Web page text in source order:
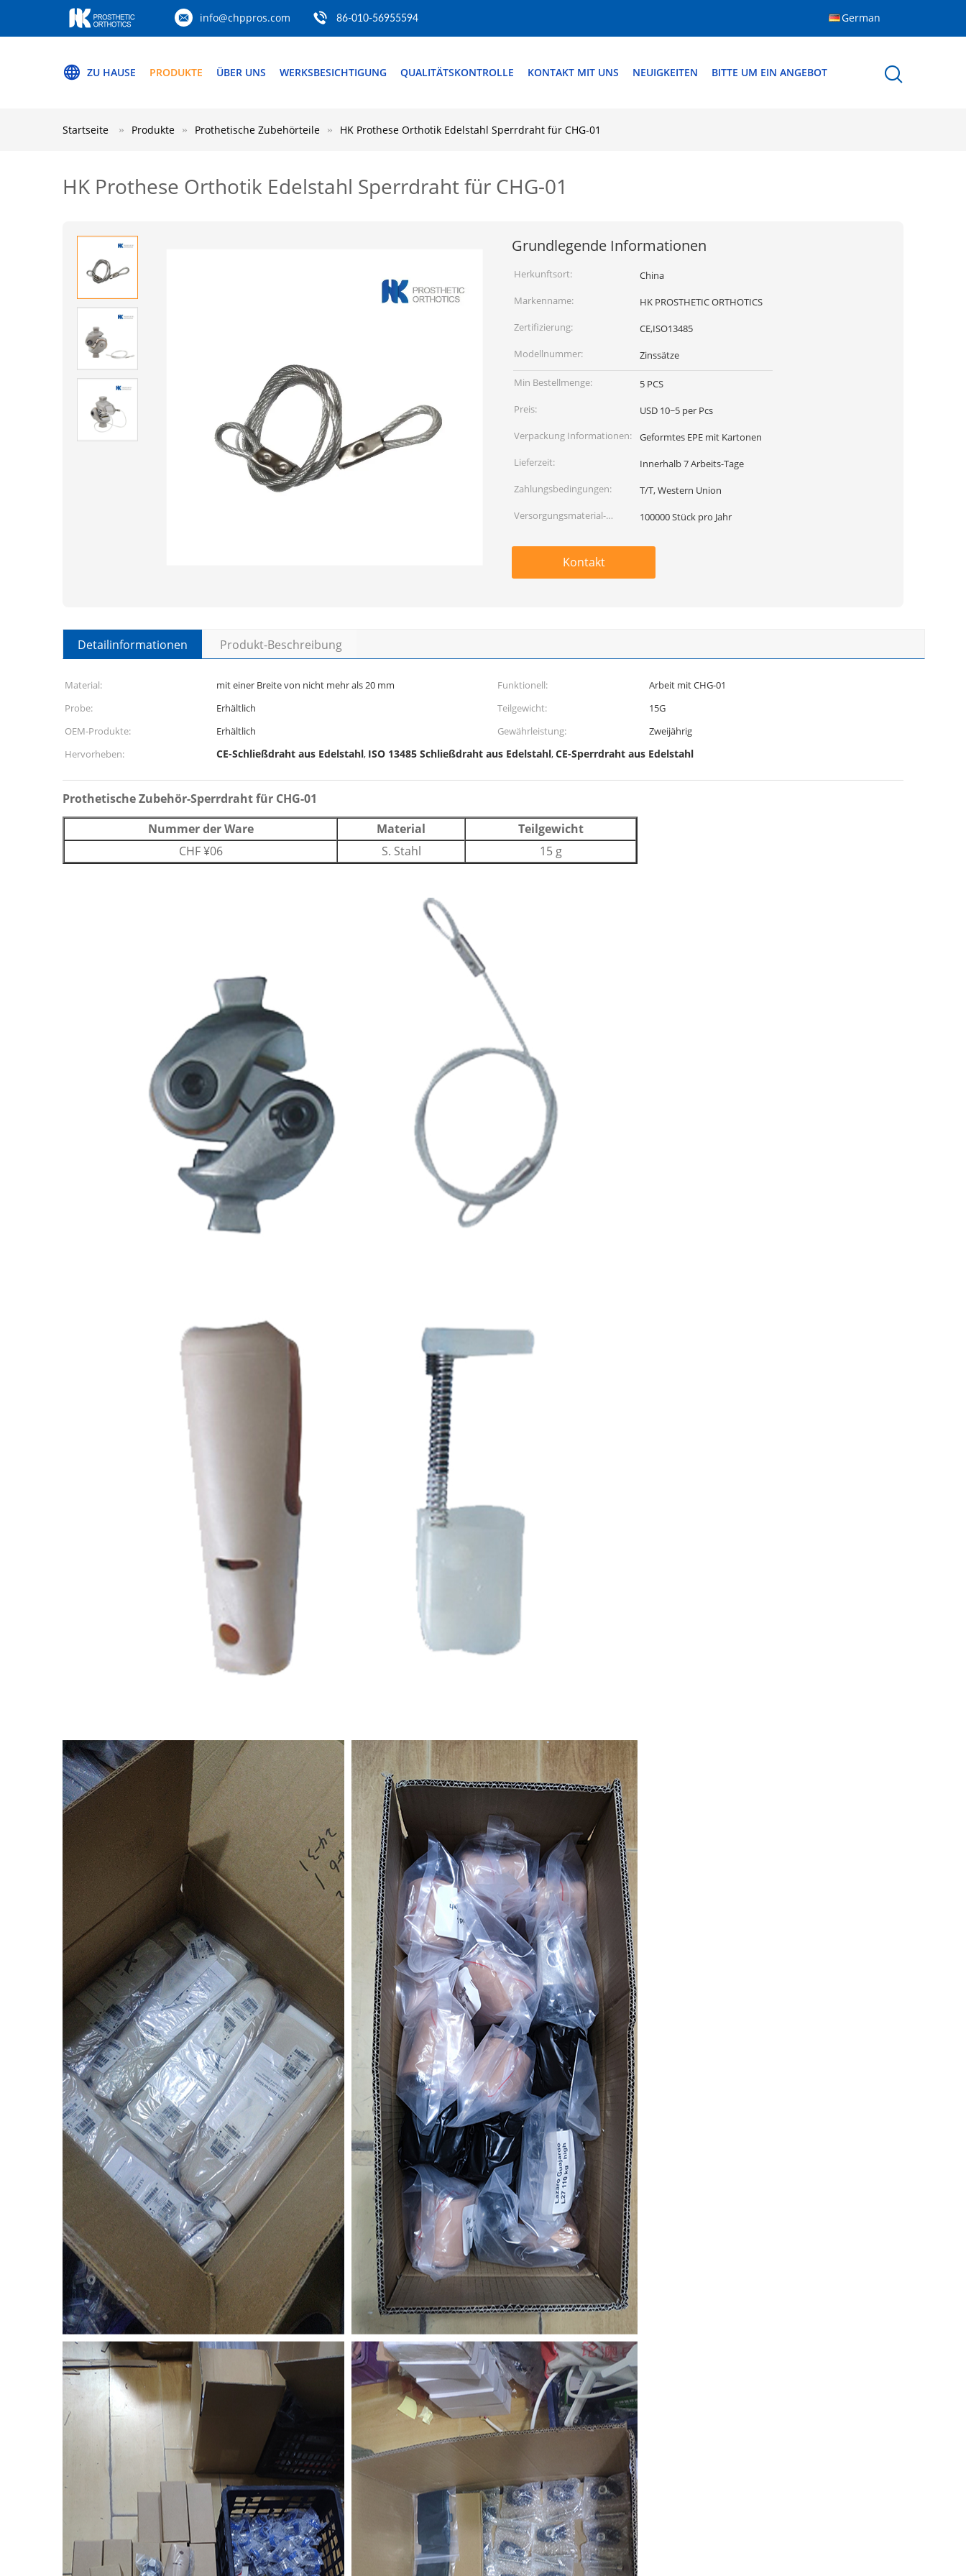
info@chppros.com 86-010-56955594 German
ZU HAUSE PRODUKTE ÜBER UNS WERKSBESICHTIGUNG QUALITÄTSKONTROLLE KONTAKT MIT UNS NEUIGKEITEN BITTE UM EIN ANGEBOT
Startseite Produkte Prothetische Zubehörteile HK Prothese Orthotik Edelstahl Sperrdraht für CHG-01
HK Prothese Orthotik Edelstahl Sperrdraht für CHG-01
Grundlegende Informationen
Herkunftsort:
China
Markenname:
HK PROSTHETIC ORTHOTICS
Zertifizierung:
CE,ISO13485
Modellnummer:
Zinssätze
Min Bestellmenge:
5 PCS
Preis:
USD 10~5 per Pcs
Verpackung Informationen:
Geformtes EPE mit Kartonen
Lieferzeit:
Innerhalb 7 Arbeits-Tage
Zahlungsbedingungen:
T/T, Western Union
Versorgungsmaterial-
100000 Stück pro Jahr
Kontakt
Detailinformationen Produkt-Beschreibung
Material: mit einer Breite von nicht mehr als 20 mm Funktionell:
Arbeit mit CHG-01
Probe:
Erhältlich Teilgewicht:
15G
OEM-Produkte:
Erhältlich Gewährleistung:
Zweijährig
Hervorheben:
CE-Schließdraht aus Edelstahl, ISO 13485 Schließdraht aus Edelstahl,CE-Sperrdraht aus Edelstahl
Prothetische Zubehör-Sperrdraht für CHG-01
Nummer der Ware
Material
Teilgewicht
CHF ¥06
S. Stahl 15 g